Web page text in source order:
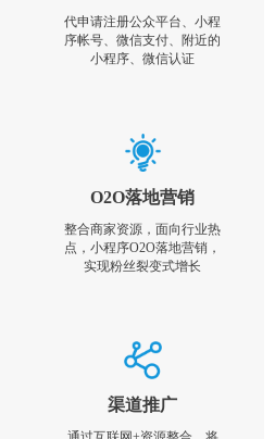
代申请注册公众平台、小程
序帐号、微信支付、附近的
小程序、微信认证
O2O落地营销
整合商家资源，面向行业热
点，小程序O2O落地营销，
实现粉丝裂变式增长
渠道推广